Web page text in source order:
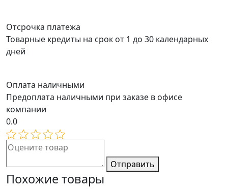
Отсрочка платежа
Товарные кредиты на срок от 1 до 30 календарных
дней
Оплата наличными
Предоплата наличными при заказе в офисе
компании
0.0
Отправить
Похожие товары